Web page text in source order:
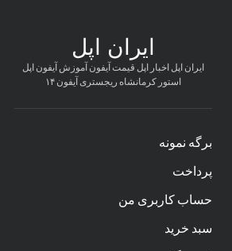
ایران اپل
ایران اپل اخبار اپل قیمت آیفون آموزش آیفون اپل
استور کرمانشاه ریجستری آیفون ۱۴
برگه نمونه
پرداخت
حساب کاربری من
سبد خرید